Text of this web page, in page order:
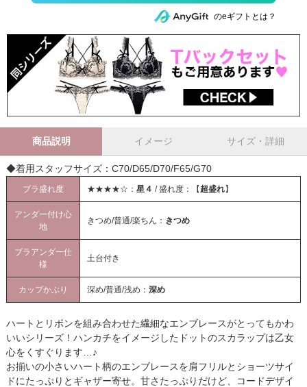
のeギフトとは？
商品説明 イメージ サイズ・詳細
◆着用スタッフサイズ：C70/D65/D70/F65/G70
ブラ盛れ度 ★★★★☆： 星４ / 盛れ度：【超盛れ】
アンダー付け心
地
きつめ/普通/楽ちん： きつめ
ブラアンダー仕
様
土台付き
カップかぶり 深め/普通/浅め： 深め
ハートとリボンを組み合わせた繊細なエンブレースがとってもかわ
いいシリーズ！ハンカチをイメージしたドットのスカラップは乙女
心をくすぐります…♪
お揃いの小さいハート柄のエンブレースを肩フリルとショーツサイ
ドにたっぷりとギャザー寄せ。甘さたっぷりだけど、コードデザイ